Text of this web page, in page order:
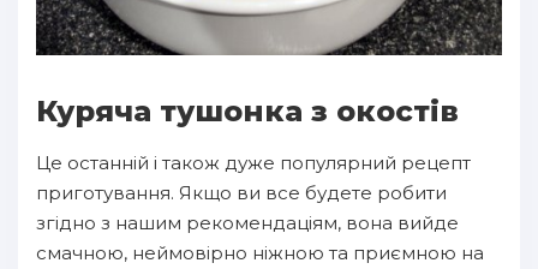
Куряча тушонка з окостів
Це останній і також дуже популярний рецепт
приготування. Якщо ви все будете робити
згідно з нашим рекомендаціям, вона вийде
смачною, неймовірно ніжною та приємною на